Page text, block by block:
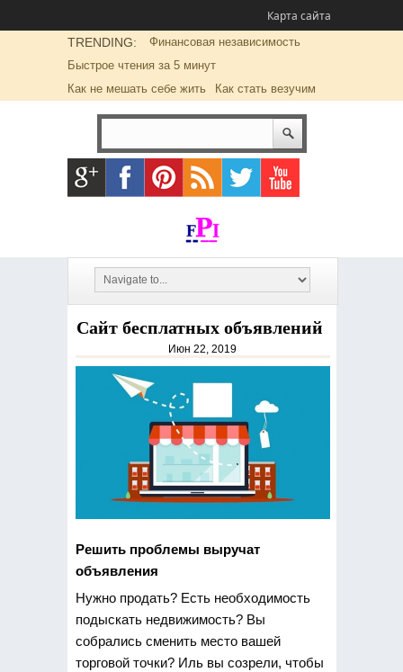
Карта сайта
TRENDING:
Финансовая независимость
Быстрое чтения за 5 минут
Как не мешать себе жить
Как стать везучим
Сайт бесплатных объявлений
Июн 22, 2019
Решить проблемы выручат
объявления
Нужно продать? Есть необходимость
подыскатьнедвижимость? Вы
собрались сменить место вашей
торговой точки? Иль вы созрели, чтобы